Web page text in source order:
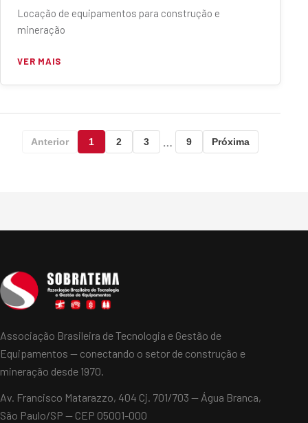
Locação de equipamentos para construção e
mineração
VER MAIS
Anterior 1 2 3 9 Próxima
Associação Brasileira de Tecnologia e Gestão de
Equipamentos — conectando o setor de construção e
mineração desde 1970.
Av. Francisco Matarazzo, 404 Cj. 701/703 — Água Branca,
São Paulo/SP — CEP 05001-000